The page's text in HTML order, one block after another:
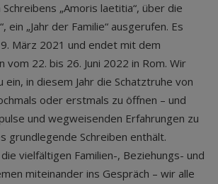
„Amoris laetitia“, über die
ein „Jahr der Familie“ ausgerufen. Es
März 2021 und endet mit dem
22. bis 26. Juni 2022 in Rom. Wir
ein, in diesem Jahr die Schatztruhe von
oder erstmals zu öffnen – und
und wegweisenden Erfahrungen zu
grundlegende Schreiben enthält.
vielfältigen Familien-, Beziehungs- und
miteinander ins Gespräch – wir alle